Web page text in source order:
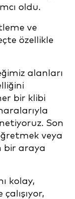
oldu.
ve
özellikle
alanları
bir klibi
Son
veya
bir araya
kolay,